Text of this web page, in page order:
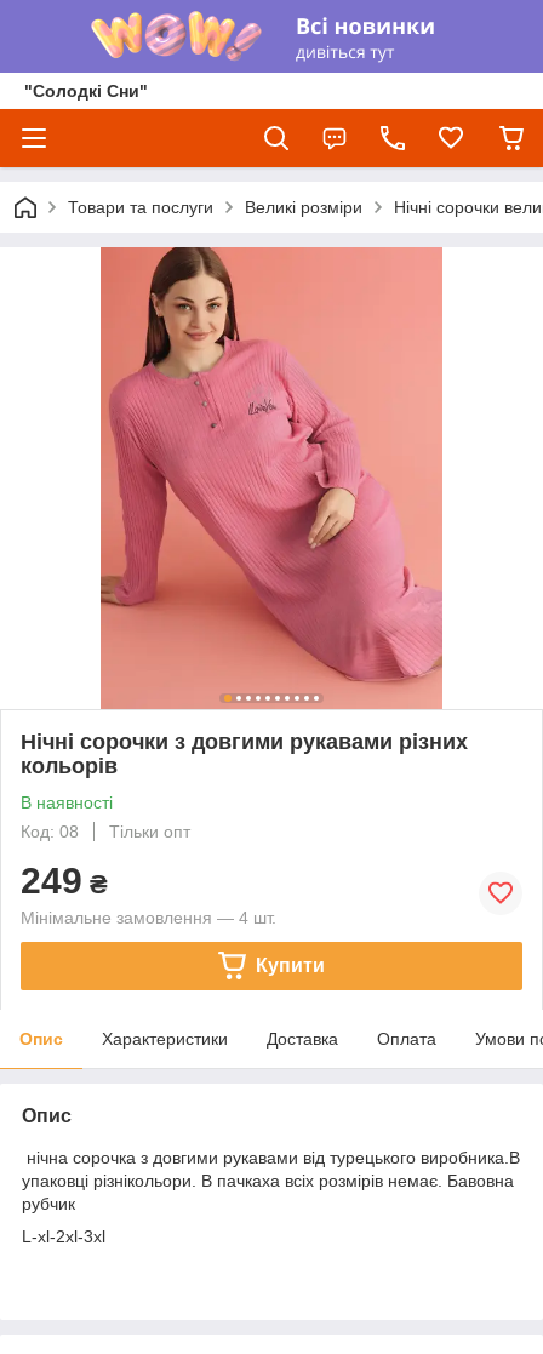
"Солодкі Сни"
Товари та послуги Великі розміри Нічні сорочки
Нічні сорочки з довгими рукавами різних
кольорів
В наявності
Код: 08
Тільки опт
249 ₴
Мінімальне замовлення — 4 шт.
Купити
Опис Характеристики Доставка Оплата Умови
Опис
нічна сорочка з довгими рукавами від турецького виробника.В
упаковці різнікольори. В пачкаха всіх розмірів немає. Бавовна
рубчик
L-xl-2xl-3xl